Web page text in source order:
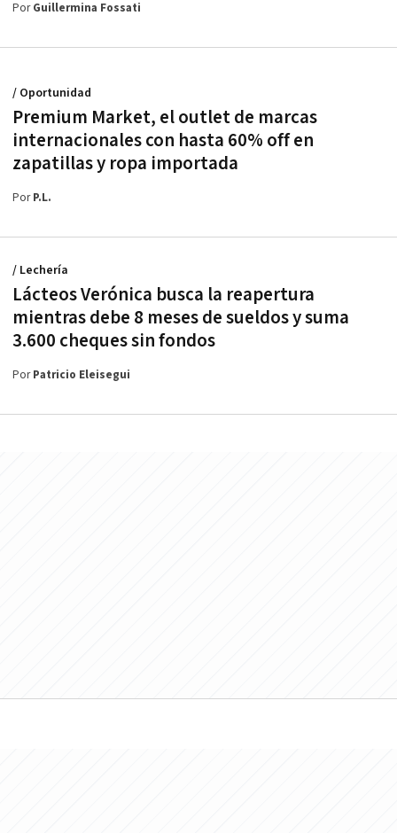
PorGuillermina Fossati
Premium Market, el outlet de marcas
internacionales con hasta 60% off en
zapatillas y ropa importada
/ Oportunidad
PorP.L.
Lácteos Verónica busca la reapertura
mientras debe 8 meses de sueldos y suma
3.600 cheques sin fondos
/ Lechería
PorPatricio Eleisegui